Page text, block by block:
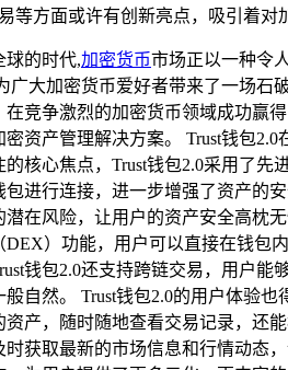
等方面或许有创新亮点，吸引着
球的时代,加密货币市场正以一种令
广大加密货币爱好者带来了一场石
竞争激烈的加密货币领域成功赢
资产管理解决方案。 Trust钱包
核心焦点，Trust钱包2.0采用了
进行连接，进一步增强了资产的
在风险，让用户的资产安全高枕
）功能，用户可以直接在钱
钱包2.0还支持跨链交易，用户
自然。 Trust钱包2.0的用户体验
产，随时随地查看交易记录，还
获取最新的市场信息和行情动态